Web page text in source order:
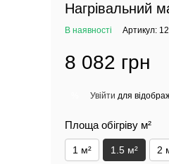
Нагрівальний
В наявності Артикул:
8 082 грн
Увійти для
Площа обігріву м²
1 м² 1.5 м² 2